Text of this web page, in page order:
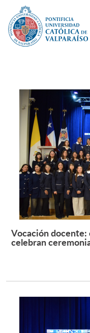
PUCV Internacional
Vinculación con el
Admisión
Pregrado
Postgrado
Formación Continua
Funcionarios
Vocación docente:
celebran